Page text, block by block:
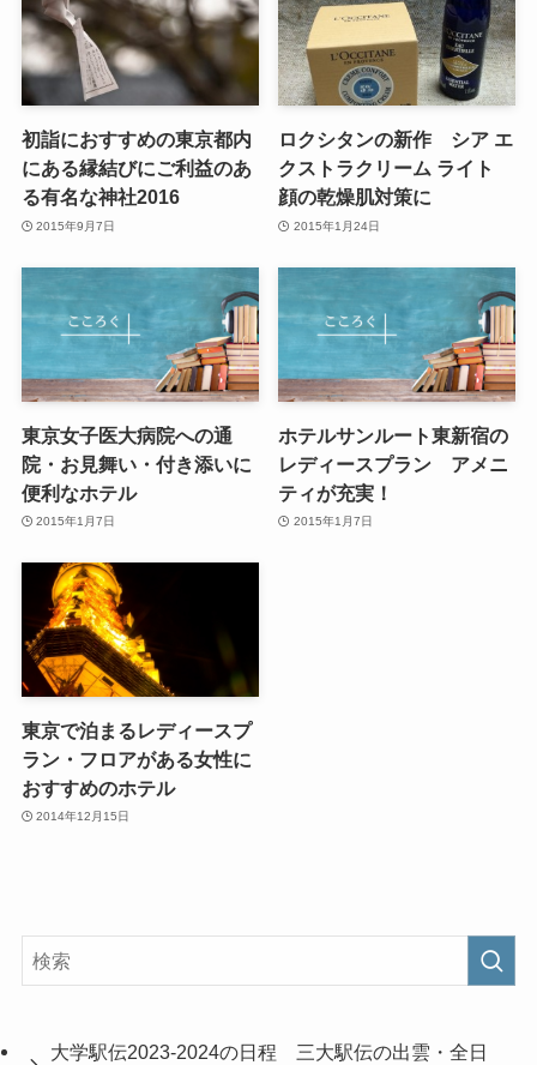
初詣におすすめの東京都内
にある縁結びにご利益のあ
る有名な神社2016
2015年9月7日
ロクシタンの新作 シア エ
クストラクリーム ライト
顔の乾燥肌対策に
2015年1月24日
東京女子医大病院への通
院・お見舞い・付き添いに
便利なホテル
2015年1月7日
ホテルサンルート東新宿の
レディースプラン アメニ
ティが充実！
2015年1月7日
東京で泊まるレディースプ
ラン・フロアがある女性に
おすすめのホテル
2014年12月15日
大学駅伝2023-2024の日程 三大駅伝の出雲・全日